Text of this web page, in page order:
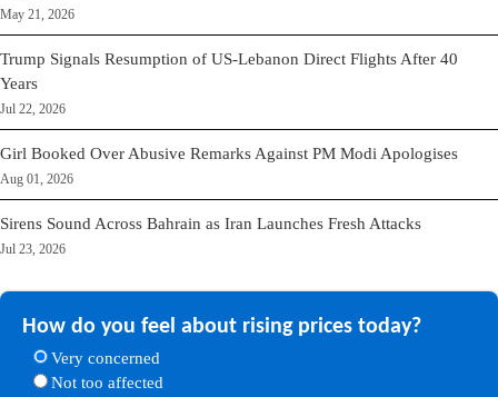
May 21, 2026
Trump Signals Resumption of US-Lebanon Direct Flights After 40
Years
Jul 22, 2026
Girl Booked Over Abusive Remarks Against PM Modi Apologises
Aug 01, 2026
Sirens Sound Across Bahrain as Iran Launches Fresh Attacks
Jul 23, 2026
How do you feel about rising prices today?
Very concerned
Not too affected